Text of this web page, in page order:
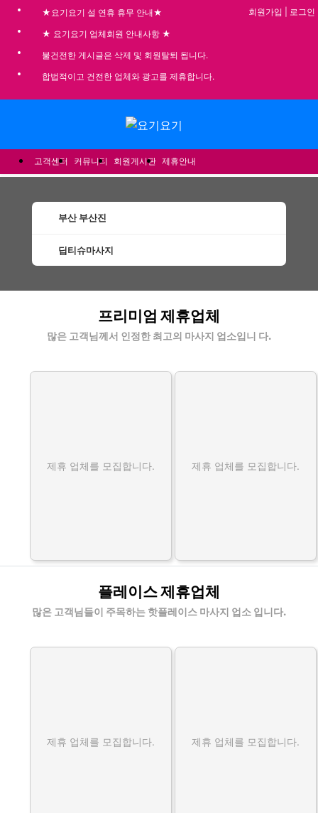
★요기요기 설 연휴 휴무 안내★
★ 요기요기 업체회원 안내사항 ★
불건전한 게시글은 삭제 및 회원탈퇴 됩니다.
합법적이고 건전한 업체와 광고를 제휴합니다.
회원가입 로그인
고객센터 커뮤니티 회원게시판 제휴안내
부산 부산진
딥티슈마사지
프리미엄 제휴업체
많은 고객님께서 인정한 최고의 마사지 업소입니 다.
제휴 업체를 모집합니다. 제휴 업체를 모집합니다.
플레이스 제휴업체
많은 고객님들이 주목하는 핫플레이스 마사지 업소 입니다.
제휴 업체를 모집합니다. 제휴 업체를 모집합니다.